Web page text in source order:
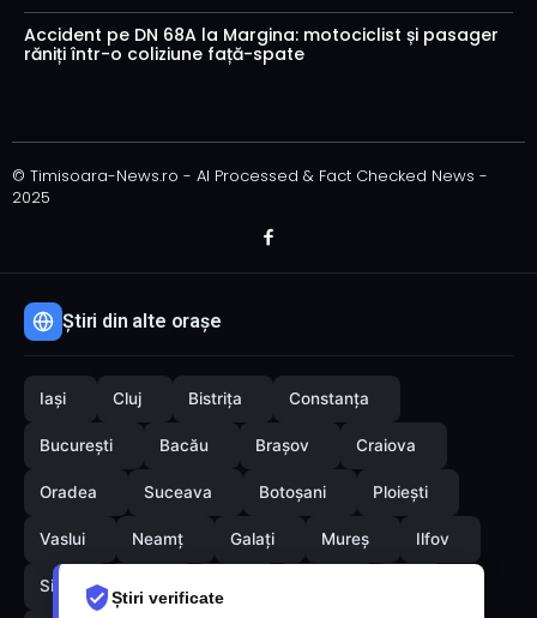
Știri verificate
Accident pe DN 68A la Margina: motociclist și pasager
răniți într-o coliziune față-spate
© Timisoara-News.ro - AI Processed & Fact Checked News -
2025
Știri din alte orașe
Iași Cluj Bistrița Constanța
București Bacău Brașov Craiova
Oradea Suceava Botoșani Ploiești
Vaslui Neamț Galați Mureș Ilfov
Sibiu